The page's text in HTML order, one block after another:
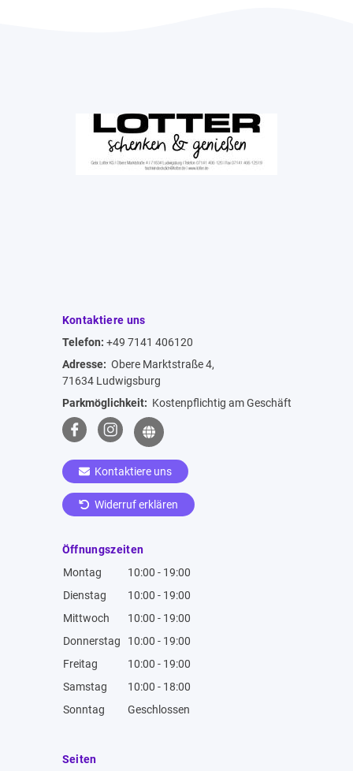
Kontaktiere uns
Telefon: +49 7141 406120
Adresse: Obere Marktstraße 4,
71634 Ludwigsburg
Parkmöglichkeit: Kostenpflichtig am Geschäft
Kontaktiere uns
Widerruf erklären
Öffnungszeiten
Montag
10:00 - 19:00
Dienstag
10:00 - 19:00
Mittwoch
10:00 - 19:00
Donnerstag
10:00 - 19:00
Freitag
10:00 - 19:00
Samstag
10:00 - 18:00
Sonntag
Geschlossen
Seiten